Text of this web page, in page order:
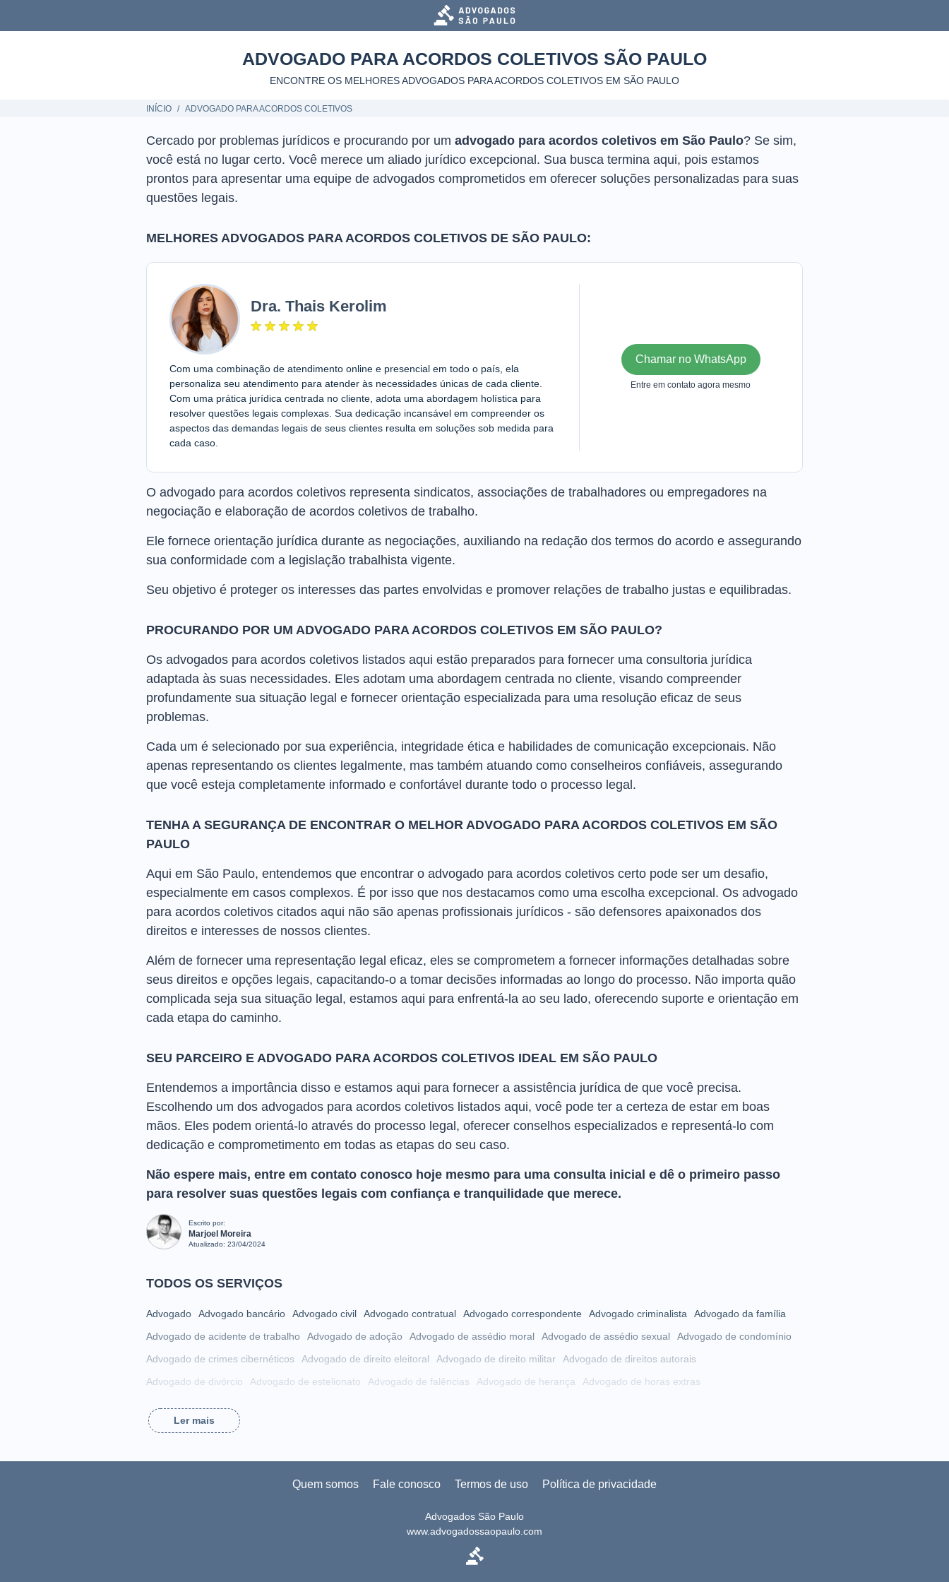
ADVOGADO PARA ACORDOS COLETIVOS SÃO PAULO
ENCONTRE OS MELHORES ADVOGADOS PARA ACORDOS COLETIVOS EM SÃO PAULO
INÍCIO ADVOGADO PARA ACORDOS COLETIVOS
Cercado por problemas jurídicos e procurando por um advogado para acordos coletivos em São Paulo? Se sim,
você está no lugar certo. Você merece um aliado jurídico excepcional. Sua busca termina aqui, pois estamos
prontos para apresentar uma equipe de advogados comprometidos em oferecer soluções personalizadas para suas
questões legais.
MELHORES ADVOGADOS PARA ACORDOS COLETIVOS DE SÃO PAULO:
Dra. Thais Kerolim
Com uma combinação de atendimento online e presencial em todo o país, ela
personaliza seu atendimento para atender às necessidades únicas de cada cliente.
Com uma prática jurídica centrada no cliente, adota uma abordagem holística para
resolver questões legais complexas. Sua dedicação incansável em compreender os
aspectos das demandas legais de seus clientes resulta em soluções sob medida para
cada caso.
Chamar no WhatsApp
Entre em contato agora mesmo
O advogado para acordos coletivos representa sindicatos, associações de trabalhadores ou empregadores na
negociação e elaboração de acordos coletivos de trabalho.
Ele fornece orientação jurídica durante as negociações, auxiliando na redação dos termos do acordo e assegurando
sua conformidade com a legislação trabalhista vigente.
Seu objetivo é proteger os interesses das partes envolvidas e promover relações de trabalho justas e equilibradas.
PROCURANDO POR UM ADVOGADO PARA ACORDOS COLETIVOS EM SÃO PAULO?
Os advogados para acordos coletivos listados aqui estão preparados para fornecer uma consultoria jurídica
adaptada às suas necessidades. Eles adotam uma abordagem centrada no cliente, visando compreender
profundamente sua situação legal e fornecer orientação especializada para uma resolução eficaz de seus
problemas.
Cada um é selecionado por sua experiência, integridade ética e habilidades de comunicação excepcionais. Não
apenas representando os clientes legalmente, mas também atuando como conselheiros confiáveis, assegurando
que você esteja completamente informado e confortável durante todo o processo legal.
TENHA A SEGURANÇA DE ENCONTRAR O MELHOR ADVOGADO PARA ACORDOS COLETIVOS EM SÃO
PAULO
Aqui em São Paulo, entendemos que encontrar o advogado para acordos coletivos certo pode ser um desafio,
especialmente em casos complexos. É por isso que nos destacamos como uma escolha excepcional. Os advogado
para acordos coletivos citados aqui não são apenas profissionais jurídicos - são defensores apaixonados dos
direitos e interesses de nossos clientes.
Além de fornecer uma representação legal eficaz, eles se comprometem a fornecer informações detalhadas sobre
seus direitos e opções legais, capacitando-o a tomar decisões informadas ao longo do processo. Não importa quão
complicada seja sua situação legal, estamos aqui para enfrentá-la ao seu lado, oferecendo suporte e orientação em
cada etapa do caminho.
SEU PARCEIRO E ADVOGADO PARA ACORDOS COLETIVOS IDEAL EM SÃO PAULO
Entendemos a importância disso e estamos aqui para fornecer a assistência jurídica de que você precisa.
Escolhendo um dos advogados para acordos coletivos listados aqui, você pode ter a certeza de estar em boas
mãos. Eles podem orientá-lo através do processo legal, oferecer conselhos especializados e representá-lo com
dedicação e comprometimento em todas as etapas do seu caso.
Não espere mais, entre em contato conosco hoje mesmo para uma consulta inicial e dê o primeiro passo
para resolver suas questões legais com confiança e tranquilidade que merece.
Escrito por:
Marjoel Moreira
Atualizado: 23/04/2024
TODOS OS SERVIÇOS
Advogado Advogado bancário Advogado civil Advogado contratual Advogado correspondente Advogado criminalista
Advogado da família
Advogado de acidente de trabalho
Advogado de adoção Advogado de assédio moral Advogado de assédio sexual
Advogado de condomínio
Advogado de crimes cibernéticos
Advogado de direito eleitoral Advogado de direito militar
Advogado de direitos autorais
Advogado de divórcio
Advogado de estelionato Advogado de falências Advogado de herança
Advogado de horas extras
Advogado de licitação
Advogado para acompanhamento em delegacia
Advogado para crimes digitais
Advogado para extrajudicial
Ler mais
Quem somos Fale conosco Termos de uso Política de privacidade
Advogados São Paulo
www.advogadossaopaulo.com